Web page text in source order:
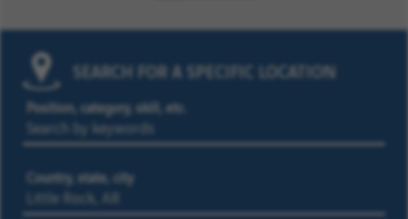
SEARCH FOR A SPECIFIC LOCATION
Position, category, skill, etc.
Country, state, city